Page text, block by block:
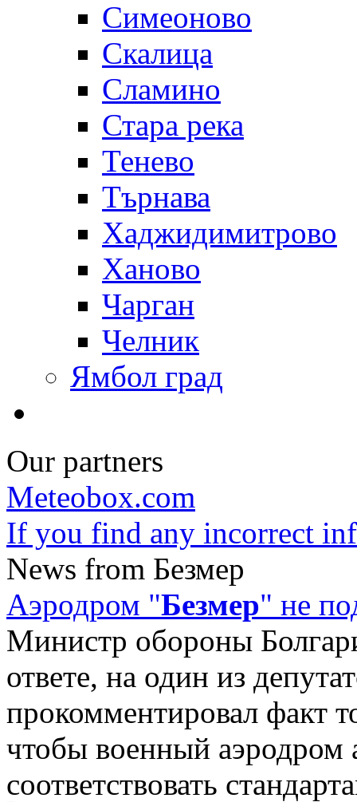
Симеоново
Скалица
Сламино
Стара река
Тенево
Търнава
Хаджидимитрово
Ханово
Чарган
Челник
Ямбол град
Our partners
Meteobox.com
If you find any incorrect
News from Безмер
Аэродром "Безмер" не
Министр обороны
ответе, на один из
прокомментировал факт
чтобы военный аэродром
соответствовать